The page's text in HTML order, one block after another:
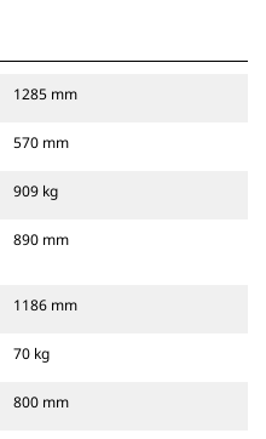
1285 mm
570 mm
909 kg
890 mm
1186 mm
70 kg
800 mm